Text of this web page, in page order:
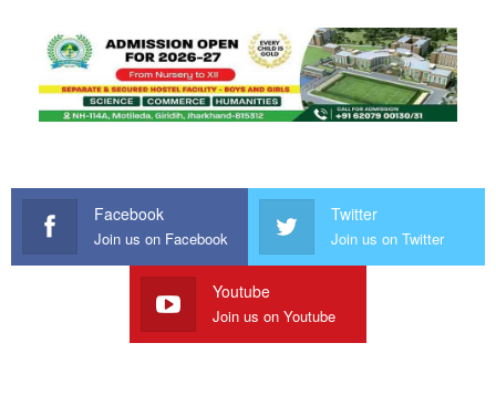
Facebook
Join us on Facebook
Twitter
Join us on Twitter
Youtube
Join us on Youtube